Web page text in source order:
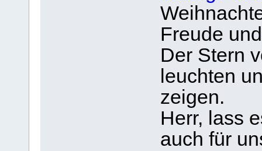
Freude
Der Stern
leuchten
zeigen.
Herr, lass
auch für